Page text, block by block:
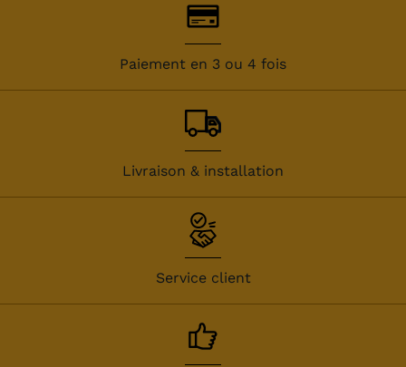
Paiement en 3 ou 4 fois
Livraison & installation
Service client